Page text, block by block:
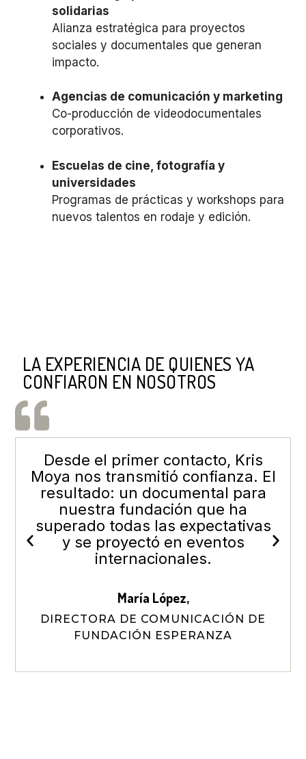
solidarias
Alianza estratégica para proyectos
sociales y documentales que generan
impacto.
Agencias de comunicación y marketing
Co-producción de videodocumentales
corporativos.
Escuelas de cine, fotografía y
universidades
Programas de prácticas y workshops para
nuevos talentos en rodaje y edición.
LA EXPERIENCIA DE QUIENES YA
CONFIARON EN NOSOTROS
Desde el primer contacto, Kris
Moya nos transmitió confianza. El
resultado: un documental para
nuestra fundación que ha
superado todas las expectativas
y se proyectó en eventos
internacionales.
María López,
DIRECTORA DE COMUNICACIÓN DE
FUNDACIÓN ESPERANZA